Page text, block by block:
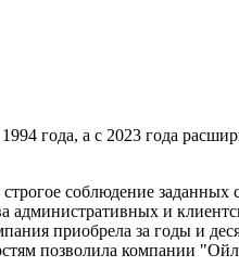
а с 2023 года
соблюдение
административных и
приобрела за годы и
позволила компании